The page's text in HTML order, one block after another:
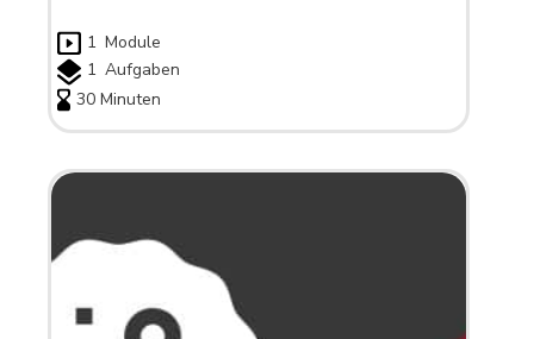
1 Module
1 Aufgaben
30 Minuten